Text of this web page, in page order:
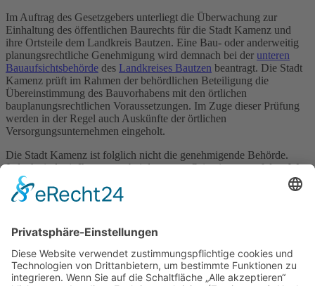
Im Auftrag des Gesetzgebers unterliegt die Überwachung zur
Einhaltung des öffentlichen Baurechts für die Stadt Kamenz und
ihre Ortsteile dem Landkreis Bautzen. Eine Bau- oder anderweitig
planungsrechtliche Genehmigung wird demnach bei der unteren
Bauaufsichtsbehörde des Landkreises Bautzen beantragt. Die Stadt
Kamenz prüft im Rahmen der behördlichen Beteiligung die
Übereinstimmung des Bauvorhabens mit den örtlichen
bauplanungsrechtlichen Voraussetzungen. Im Zuge dieser Prüfung
werden in der Regel auch Auskünfte der örtlichen
Versorgungsunternehmen eingeholt.
Die Stadt Kamenz ist folglich nicht die genehmigende Behörde.
Jedoch sind wir Ihnen gern bei der ersten Orientierung auf dem Weg
zum erfolgreichen Bauantrag behilflich.
Sprechen Sie uns einfach an!
Kontakt:
Ansprechpartner:
Stadtverwaltung Kamenz
Bauamt - Stadtplanung